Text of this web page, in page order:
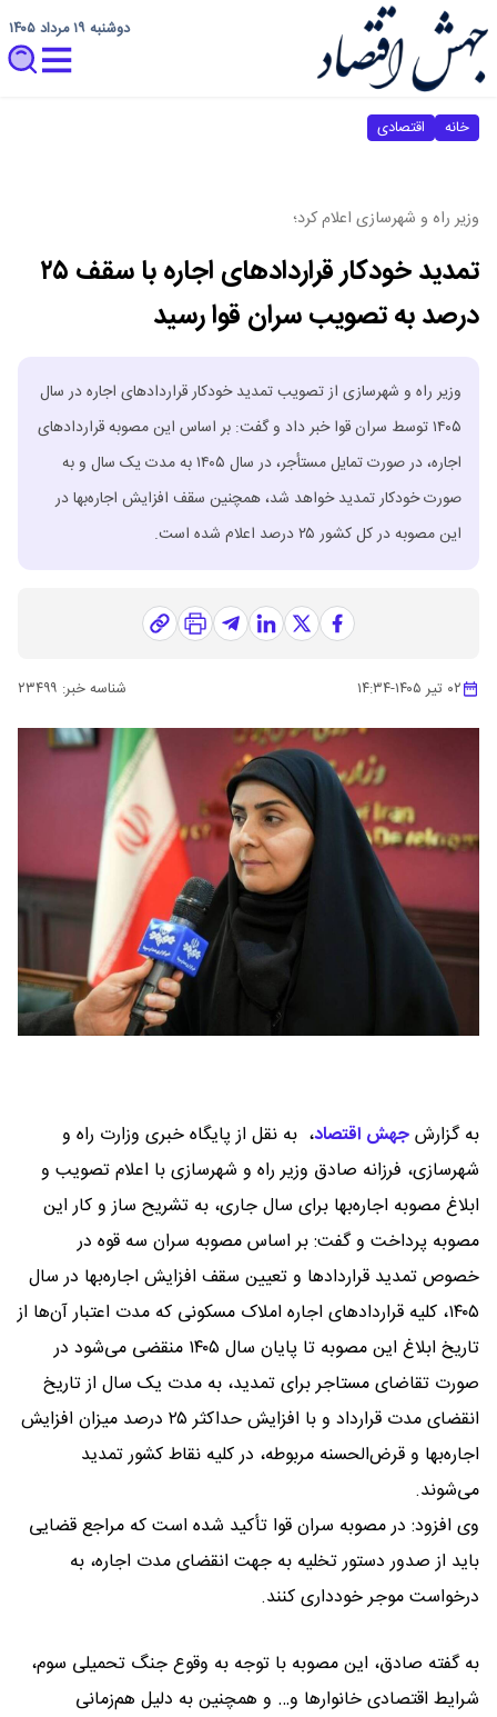
دوشنبه ۱۹ مرداد ۱۴۰۵
خانه اقتصادی
وزیر راه و شهرسازی اعلام کرد؛
تمدید خودکار قراردادهای اجاره با سقف ۲۵
درصد به تصویب سران قوا رسید
وزیر راه و شهرسازی از تصویب تمدید خودکار قراردادهای اجاره در سال
۱۴۰۵ توسط سران قوا خبر داد و گفت: بر اساس این مصوبه قراردادهای
اجاره، در صورت تمایل مستأجر، در سال ۱۴۰۵ به مدت یک سال و به
صورت خودکار تمدید خواهد شد، همچنین سقف افزایش اجاره‌بها در
این مصوبه در کل کشور ۲۵ درصد اعلام شده است.
۰۲ تیر ۱۴۰۵ -۱۴:۳۴ شناسه خبر: ۲۳۴۹۹
به گزارشجهش اقتصاد، به نقل از پایگاه خبری وزارت راه و
شهرسازی، فرزانه صادق وزیر راه و شهرسازی با اعلام تصویب و
ابلاغ مصوبه اجاره‌بها برای سال جاری، به تشریح ساز و کار این
مصوبه پرداخت و گفت: بر اساس مصوبه سران سه قوه در
خصوص تمدید قراردادها و تعیین سقف افزایش اجاره‌بها در سال
۱۴۰۵، کلیه قراردادهای اجاره املاک مسکونی که مدت اعتبار آن‌ها از
تاریخ ابلاغ این مصوبه تا پایان سال ۱۴۰۵ منقضی می‌شود در
صورت تقاضای مستاجر برای تمدید، به مدت یک سال از تاریخ
انقضای مدت قرارداد و با افزایش حداکثر ۲۵ درصد میزان افزایش
اجاره‌بها و قرض‌الحسنه مربوطه، در کلیه نقاط کشور تمدید
می‌شوند.
وی افزود: در مصوبه سران قوا تأکید شده است که مراجع قضایی
باید از صدور دستور تخلیه به جهت انقضای مدت اجاره، به
درخواست موجر خودداری کنند.
به گفته صادق، این مصوبه با توجه به وقوع جنگ تحمیلی سوم،
شرایط اقتصادی خانوارها و… و همچنین به دلیل هم‌زمانی